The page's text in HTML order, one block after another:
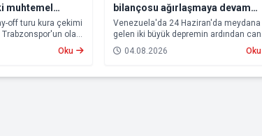
muhtemel
off turu kura çekimi
olası
kupalarında
ve
karşı karşıya
Oku
bilançosu ağırlaşmaya devam
ediyor
Venezuela'da 24 Haziran'da meydana
gelen iki büyük depremin ardından can
kaybı artmaya devam ediyor.
04.08.2026 Oku